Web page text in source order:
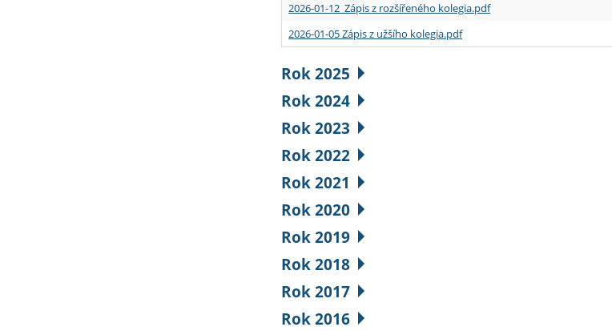
2026-01-12 Zápis z rozšířeného kolegia.pdf
2026-01-05 Zápis z užšího kolegia.pdf
Rok 2025
Rok 2024
Rok 2023
Rok 2022
Rok 2021
Rok 2020
Rok 2019
Rok 2018
Rok 2017
Rok 2016